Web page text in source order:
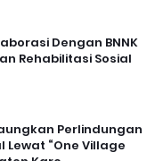
Dengan BNNK
Rehabilitasi Sosial
Perlindungan
“One Village